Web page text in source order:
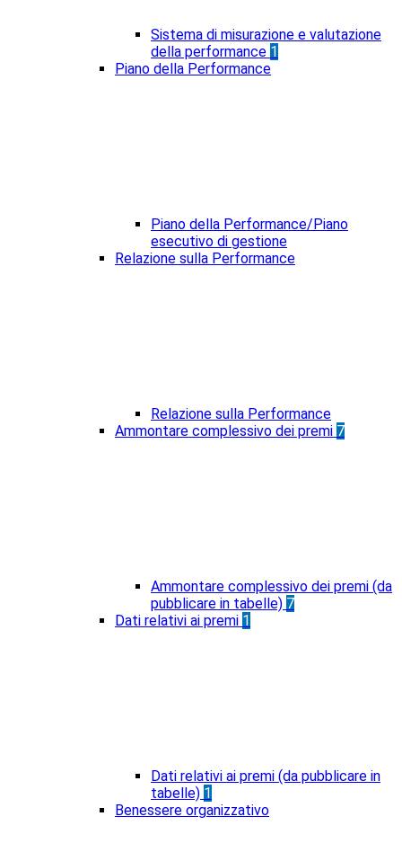
Sistema di misurazione e valutazione
della performance 1
Piano della Performance
Piano della Performance/Piano
esecutivo di gestione
Relazione sulla Performance
Relazione sulla Performance
Ammontare complessivo dei premi 7
Ammontare complessivo dei premi (da
pubblicare in tabelle) 7
Dati relativi ai premi 1
Dati relativi ai premi (da pubblicare in
tabelle) 1
Benessere organizzativo